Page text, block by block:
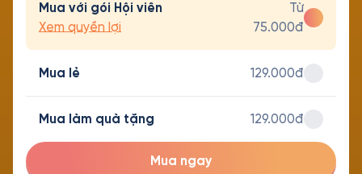
Mua với gói Hội viên
Xem quyền lợi
Từ
75.000đ
Mua lẻ 129.000đ
Mua làm quà tặng 129.000đ
Mua ngay